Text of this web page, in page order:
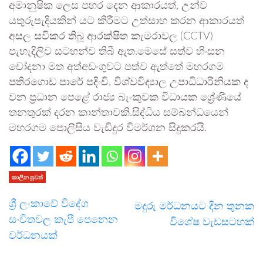
අමානුෂික ලෙස පහර දෙන ආකාරයත්, උන්ව
යතුරුපැදියකින් යට කිරීමට උත්සාහ කරන ආකාරයත්
අසල සවිකර තිබූ ආරක්ෂිත කැමරාවල (CCTV)
පැහැදිලිව සටහන්ව තිබී ඇත.මෙසේ සත්ව හිංසන
චෝදනා මත අත්අඩංගුවට පත්ව ඇත්තේ මහරගම
පතිරගොඩ පාරේ පදිංචි, විශ්වවිද්‍යාල උපාධිධාරිනියක ද
වන ප්‍රධාන පෙළේ රාජ්‍ය බැංකුවක විධායක ශ්‍රේණියේ
තනතුරක් දරන කාන්තාවකි.සිද්ධිය සම්බන්ධයෙන්
මහරගම පොලිසිය වැඩිදුර විමර්ශන සිදුකරයි.
කාලීන පුවත්
ශ්‍රී ලංකාවේ විදේශ
සංචිතවල කැපී පෙනෙන
වර්ධනයක්
මදුරු මර්ධනයට දින තුනක
විශේෂ වැඩසටහක්